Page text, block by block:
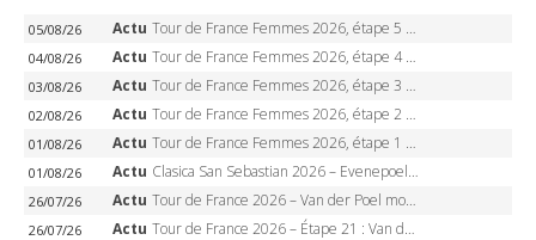
05/08/26 Actu Tour de France Femmes 2026, étape 5 – Demi Vollering gagne à Belleville, Reusser en jaune, Ferrand-Prévot coule
04/08/26 Actu Tour de France Femmes 2026, étape 4 – Marlen Reusser écrase le chrono, Ferrand-Prévot en crise
03/08/26 Actu Tour de France Femmes 2026, étape 3 – Sigrid Haugset en solitaire, 88 km d’échappée, maillot jaune
02/08/26 Actu Tour de France Femmes 2026, étape 2 – Lorena Wiebes doublé à Genève, Markus héroïque, 7e record
01/08/26 Actu Tour de France Femmes 2026, étape 1 – Lorena Wiebes intouchable à Lausanne, premier maillot jaune
01/08/26 Actu Clasica San Sebastian 2026 – Evenepoel recordman, 4e victoire, Carapaz battu au sprint
26/07/26 Actu Tour de France 2026 – Van der Poel monumental à Paris, Pogacar égale le record des cinq sacres
26/07/26 Actu Tour de France 2026 – Étape 21 : Van der Poel, Pogacar, qui succédera à Wout van Aert sur les Champs-Elysées ?